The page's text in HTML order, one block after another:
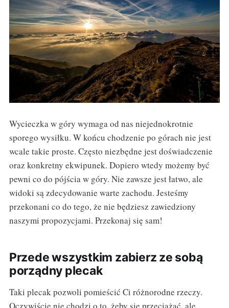
Wycieczka w góry wymaga od nas niejednokrotnie
sporego wysiłku. W końcu chodzenie po górach nie jest
wcale takie proste. Często niezbędne jest doświadczenie
oraz konkretny ekwipunek. Dopiero wtedy możemy być
pewni co do pójścia w góry. Nie zawsze jest łatwo, ale
widoki są zdecydowanie warte zachodu. Jesteśmy
przekonani co do tego, że nie będziesz zawiedziony
naszymi propozycjami. Przekonaj się sam!
Przede wszystkim zabierz ze sobą
porządny plecak
Taki plecak pozwoli pomieścić Ci różnorodne rzeczy.